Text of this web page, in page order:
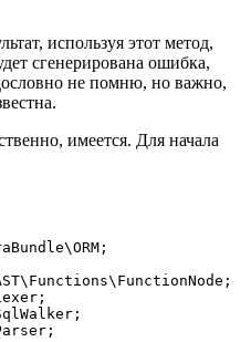
используя этот метод,
сгенерирована ошибка,
не помню, но важно,
имеется. Для начала
;
;
;
;
;